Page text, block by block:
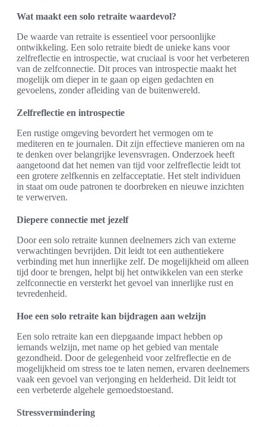
Wat maakt een solo retraite waardevol?
De waarde van retraite is essentieel voor persoonlijke
ontwikkeling. Een solo retraite biedt de unieke kans voor
zelfreflectie en introspectie, wat cruciaal is voor het verbeteren
van de zelfconnectie. Dit proces van introspectie maakt het
mogelijk om dieper in te gaan op eigen gedachten en
gevoelens, zonder afleiding van de buitenwereld.
Zelfreflectie en introspectie
Een rustige omgeving bevordert het vermogen om te
mediteren en te journalen. Dit zijn effectieve manieren om na
te denken over belangrijke levensvragen. Onderzoek heeft
aangetoond dat het nemen van tijd voor zelfreflectie leidt tot
een grotere zelfkennis en zelfacceptatie. Het stelt individuen
in staat om oude patronen te doorbreken en nieuwe inzichten
te verwerven.
Diepere connectie met jezelf
Door een solo retraite kunnen deelnemers zich van externe
verwachtingen bevrijden. Dit leidt tot een authentiekere
verbinding met hun innerlijke zelf. De mogelijkheid om alleen
tijd door te brengen, helpt bij het ontwikkelen van een sterke
zelfconnectie en versterkt het gevoel van innerlijke rust en
tevredenheid.
Hoe een solo retraite kan bijdragen aan welzijn
Een solo retraite kan een diepgaande impact hebben op
iemands welzijn, met name op het gebied van mentale
gezondheid. Door de gelegenheid voor zelfreflectie en de
mogelijkheid om stress toe te laten nemen, ervaren deelnemers
vaak een gevoel van verjonging en helderheid. Dit leidt tot
een verbeterde algehele gemoedstoestand.
Stressvermindering